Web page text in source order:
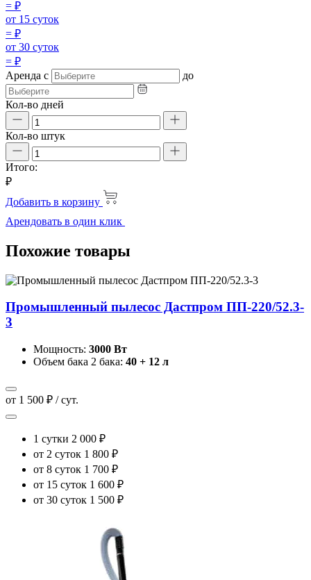
= ₽
от 15 суток
= ₽
от 30 суток
= ₽
Аренда с до
Кол-во дней
Кол-во штук
Итого:
₽
Добавить в корзину
Арендовать в один клик
Похожие товары
Промышленный пылесос Дастпром ПП-220/52.3-
3
Мощность: 3000 Вт
Объем бака 2 бака: 40 + 12 л
от 1 500 ₽ / сут.
1 сутки 2 000 ₽
от 2 суток 1 800 ₽
от 8 суток 1 700 ₽
от 15 суток 1 600 ₽
от 30 суток 1 500 ₽